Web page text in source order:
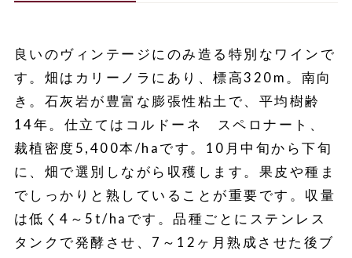
良いのヴィンテージにのみ造る特別なワインで
す。畑はカリーノラにあり、標高320m。南向
き。石灰岩が豊富な膨張性粘土で、平均樹齢
14年。仕立てはコルドーネ スペロナート、
裁植密度5,400本/haです。10月中旬から下旬
に、畑で選別しながら収穫します。果皮や種ま
でしっかりと熟していることが重要です。収量
は低く4～5t/haです。品種ごとにステンレス
タンクで発酵させ、7～12ヶ月熟成させた後ブ